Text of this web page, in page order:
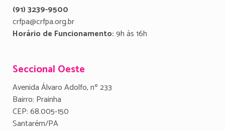
(91) 3239-9500
crfpa@crfpa.org.br
Horário de Funcionamento:9h às 16h
Seccional Oeste
Avenida Álvaro Adolfo, nº 233
Bairro: Prainha
CEP: 68.005-150
Santarém/PA